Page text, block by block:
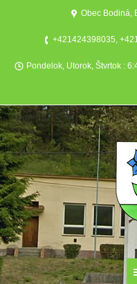
Obec Bodiná,
+421424398035,
Pondelok, Utorok, Štvrtok :